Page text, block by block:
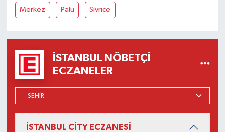
Merkez Palu Sivrice
İSTANBUL NÖBETÇI
ECZANELER
İSTANBUL CİTY ECZANESİ